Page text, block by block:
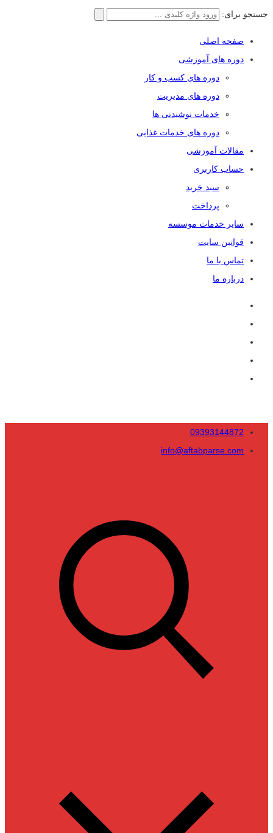
جستجو برای:
صفحه اصلی
دوره های آموزشی
دوره های کسب و کار
دوره های مدیریت
خدمات نوشیدنی ها
دوره های خدمات غذایی
مقالات آموزشی
حساب کاربری
سبد خرید
پرداخت
سایر خدمات موسسه
قوانین سایت
تماس با ما
درباره ما
09393144872
info@aftabparse.com